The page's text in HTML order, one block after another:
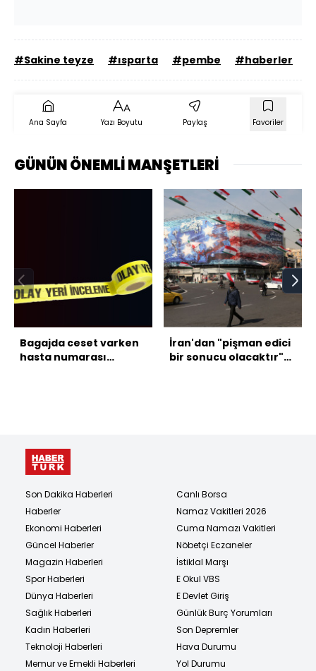
#Sakine teyze #ısparta #pembe #haberler
Ana Sayfa Yazı Boyutu Paylaş Favoriler
GÜNÜN ÖNEMLİ MANŞETLERİ
Bagajda ceset varken
hasta numarası
İran'dan "pişman edici
bir sonucu olacaktır"
Son Dakika Haberleri
Haberler
Ekonomi Haberleri
Güncel Haberler
Magazin Haberleri
Spor Haberleri
Dünya Haberleri
Sağlık Haberleri
Kadın Haberleri
Teknoloji Haberleri
Memur ve Emekli Haberleri
Canlı Borsa
Namaz Vakitleri 2026
Cuma Namazı Vakitleri
Nöbetçi Eczaneler
İstiklal Marşı
E Okul VBS
E Devlet Giriş
Günlük Burç Yorumları
Son Depremler
Hava Durumu
Yol Durumu